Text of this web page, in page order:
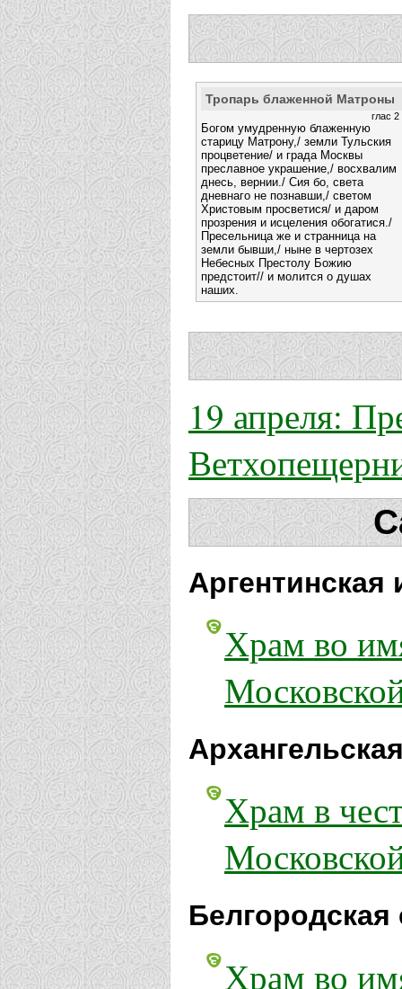
Тропарь блаженной Матроны
глас 2
Богом умудренную блаженную
старицу Матрону,/ земли Тульския
процветение/ и града Москвы
преславное украшение,/ восхвалим
днесь, вернии./ Сия бо, света
дневнаго не познавши,/ светом
Христовым просветися/ и даром
прозрения и исцеления обогатися./
Пресельница же и странница на
земли бывши,/ ныне в чертозех
Небесных Престолу Божию
предстоит// и молится о душах
наших.
19 апреля:
Храм во
Храм в
Белгородская
Храм во